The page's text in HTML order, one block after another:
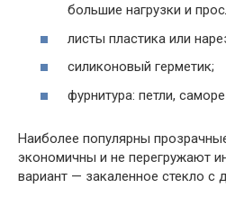
большие нагрузки и
листы пластика или
силиконовый герметик;
фурнитура: петли,
Наиболее популярны
экономичны и не перегружают
вариант — закаленное стекло с